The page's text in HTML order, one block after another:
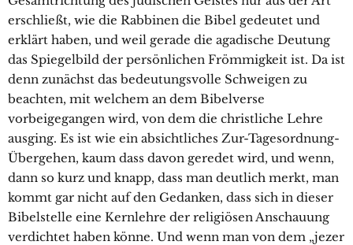
erschließt, wie die Rabbinen die Bibel gedeutet und
erklärt haben, und weil gerade die agadische Deutung
das Spiegelbild der persönlichen Frömmigkeit ist. Da ist
denn zunächst das bedeutungsvolle Schweigen zu
beachten, mit welchem an dem Bibelverse
vorbeigegangen wird, von dem die christliche Lehre
ausging. Es ist wie ein absichtliches Zur-Tagesordnung-
Übergehen, kaum dass davon geredet wird, und wenn,
dann so kurz und knapp, dass man deutlich merkt, man
kommt gar nicht auf den Gedanken, dass sich in dieser
Bibelstelle eine Kernlehre der religiösen Anschauung
verdichtet haben könne. Und wenn man von dem „jezer